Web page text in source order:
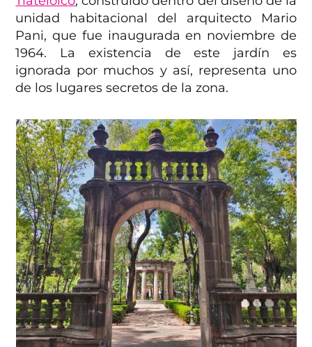
unidad habitacional del arquitecto Mario
Pani, que fue inaugurada en noviembre de
1964. La existencia de este jardín es
ignorada por muchos y así, representa uno
de los lugares secretos de la zona.